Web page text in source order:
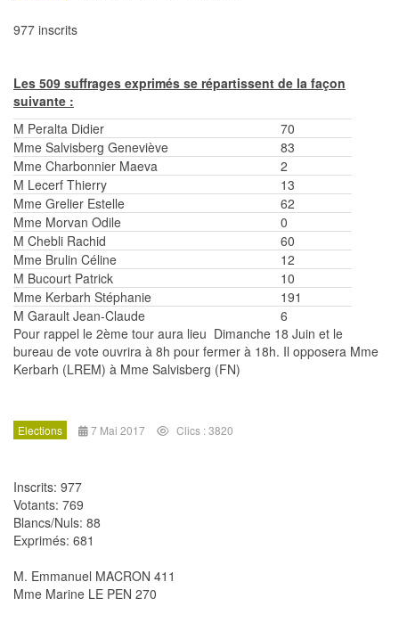
977 inscrits
Les 509 suffrages exprimés se répartissent de la façon
suivante :
M Peralta Didier
70
Mme Salvisberg Geneviève
83
Mme Charbonnier Maeva
2
M Lecerf Thierry
13
Mme Grelier Estelle
62
Mme Morvan Odile
0
M Chebli Rachid
60
Mme Brulin Céline
12
M Bucourt Patrick
10
Mme Kerbarh Stéphanie
191
M Garault Jean-Claude
6
Pour rappel le 2ème tour aura lieu Dimanche 18 Juin et le
bureau de vote ouvrira à 8h pour fermer à 18h. Il opposera Mme
Kerbarh (LREM) à Mme Salvisberg (FN)
Elections 7 Mai 2017 Clics : 3820
Inscrits: 977
Votants: 769
Blancs/Nuls: 88
Exprimés: 681
M. Emmanuel MACRON 411
Mme Marine LE PEN 270